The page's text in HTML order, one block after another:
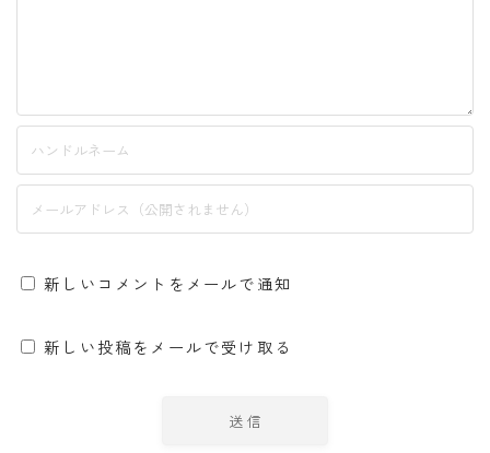
新しいコメントをメールで通知
新しい投稿をメールで受け取る